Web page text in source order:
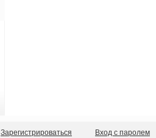
Зарегистрироваться Вход с паролем